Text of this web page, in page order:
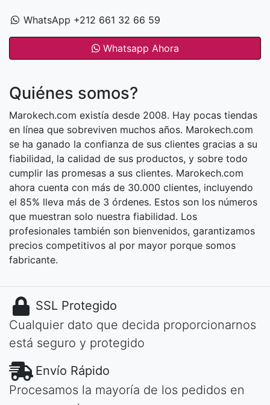
WhatsApp +212 661 32 66 59
Whatsapp Ahora
Quiénes somos?
Marokech.com existía desde 2008. Hay pocas tiendas
en línea que sobreviven muchos años. Marokech.com
se ha ganado la confianza de sus clientes gracias a su
fiabilidad, la calidad de sus productos, y sobre todo
cumplir las promesas a sus clientes. Marokech.com
ahora cuenta con más de 30.000 clientes, incluyendo
el 85% lleva más de 3 órdenes. Estos son los números
que muestran solo nuestra fiabilidad. Los
profesionales también son bienvenidos, garantizamos
precios competitivos al por mayor porque somos
fabricante.
SSL Protegido
Cualquier dato que decida proporcionarnos
está seguro y protegido
Envío Rápido
Procesamos la mayoría de los pedidos en